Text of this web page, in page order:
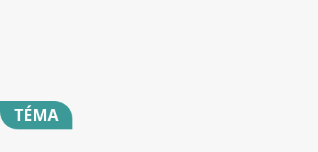
TÉMA